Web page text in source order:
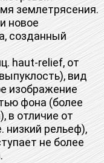
землетрясения.
новое
созданный
haut-relief, от
вид
изображение
фона (более
в отличие от
низкий рельеф),
не более